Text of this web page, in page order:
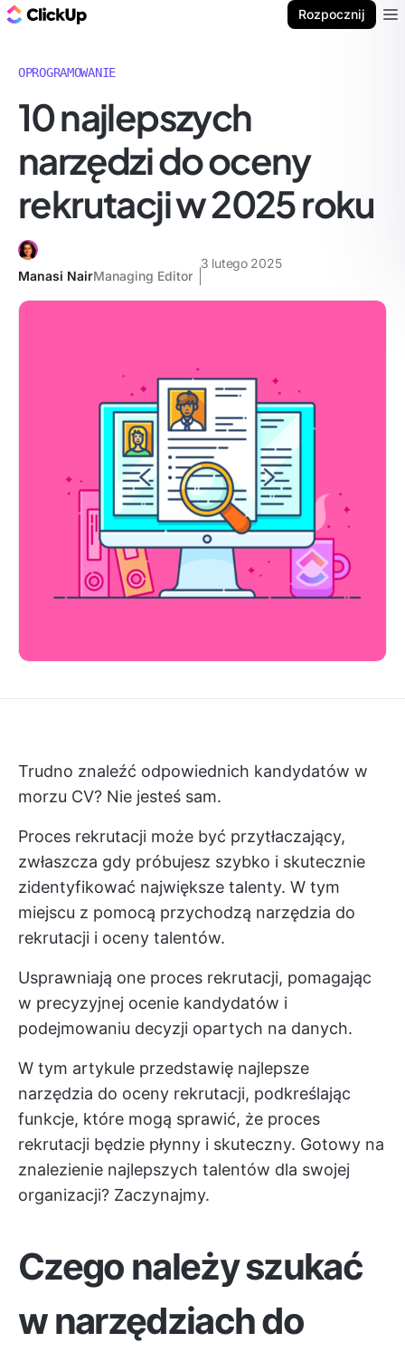
Rozpocznij
OPROGRAMOWANIE
10 najlepszych
narzędzi do oceny
rekrutacji w 2025 roku
Manasi NairManaging Editor
3 lutego 2025
Trudno znaleźć odpowiednich kandydatów w
morzu CV? Nie jesteś sam.
Proces rekrutacji może być przytłaczający,
zwłaszcza gdy próbujesz szybko i skutecznie
zidentyfikować największe talenty. W tym
miejscu z pomocą przychodzą narzędzia do
rekrutacji i oceny talentów.
Usprawniają one proces rekrutacji, pomagając
w precyzyjnej ocenie kandydatów i
podejmowaniu decyzji opartych na danych.
W tym artykule przedstawię najlepsze
narzędzia do oceny rekrutacji, podkreślając
funkcje, które mogą sprawić, że proces
rekrutacji będzie płynny i skuteczny. Gotowy na
znalezienie najlepszych talentów dla swojej
organizacji? Zaczynajmy.
Czego należy szukać
w narzędziach do